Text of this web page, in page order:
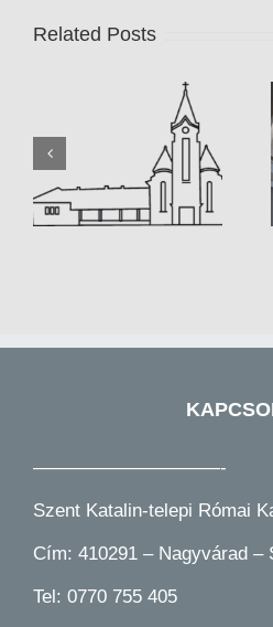
Related Posts
Szentmise 2020.10.11
——————————-
Szent Katalin-telepi Római
Cím: 410291 – Nagyvárad –
Tel: 0770 755 405